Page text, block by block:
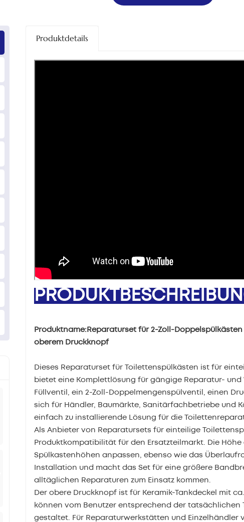
Produktdetails
Produktname:Reparaturset für 2-Zoll-
oberem Druckknopf
Dieses Reparaturset für Toilettenspülkästen ist für
bietet eine Komplettlösung für gängige Reparatur-
Füllventil, ein 2-Zoll-Doppelmengenspülventil, einen
sich für Händler, Baumärkte, Sanitärfachbetriebe und
einfach zu installierende Lösung für die
Als Anbieter von Reparatursets für einteilige
Produktkompatibilität für den Ersatzteilmarkt. Die
Spülkastenhöhen anpassen, ebenso wie das
Installation und macht das Set für eine größere
alltäglichen Reparaturen zum Einsatz kommen.
Der obere Druckknopf ist für Keramik-Tankdeckel mit
können vom Benutzer entsprechend der
gestaltet. Für Reparaturwerkstätten und